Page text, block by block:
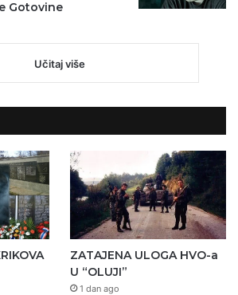
Gotovine
Učitaj više
ZATAJENA ULOGA HVO-a
U “OLUJI”
1 dan ago